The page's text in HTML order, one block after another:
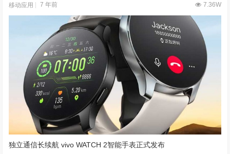
移动应用 7 年前 7.36W
独立通信长续航 vivo WATCH 2智能手表正式发布